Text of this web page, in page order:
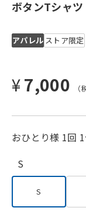
ボタンTシャツ
アパレル ストア限定
¥7,000
おひとり様 1回
S
S